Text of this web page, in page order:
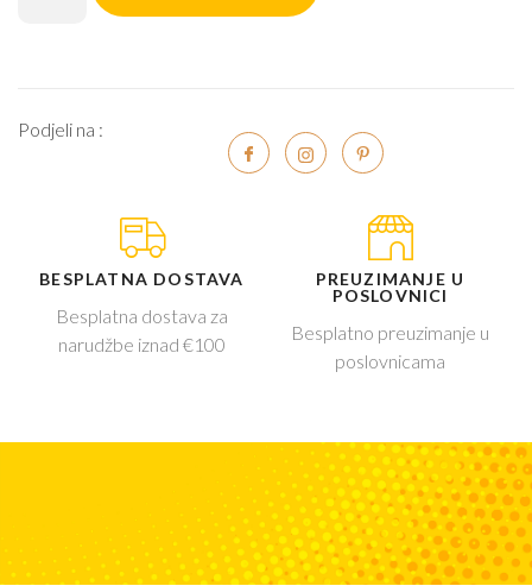
Podjeli na :
BESPLATNA DOSTAVA
Besplatna dostava za
narudžbe iznad €100
PREUZIMANJE U
POSLOVNICI
Besplatno preuzimanje u
poslovnicama